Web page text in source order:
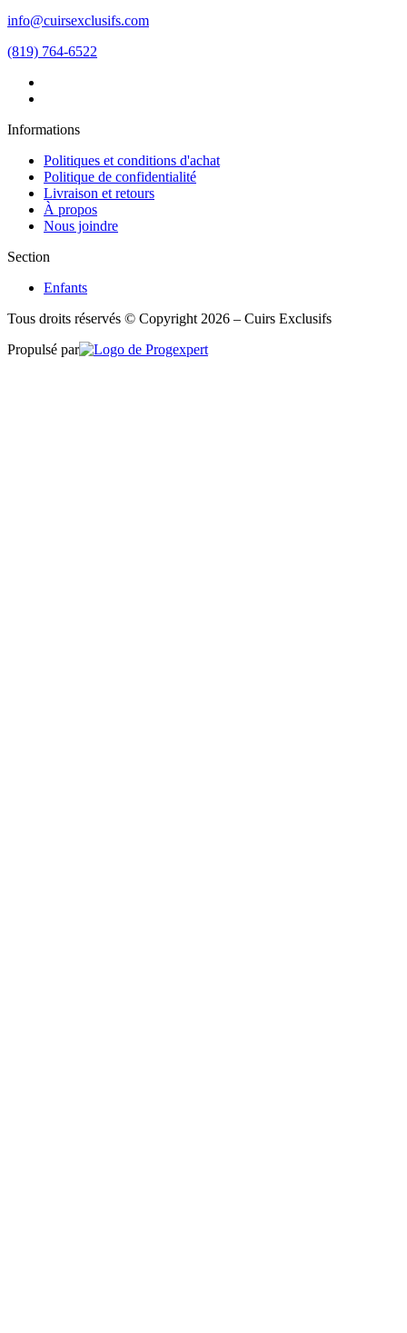
info@cuirsexclusifs.com
(819) 764-6522
Informations
Politiques et conditions d'achat
Politique de confidentialité
Livraison et retours
À propos
Nous joindre
Section
Enfants
Tous droits réservés © Copyright 2026 – Cuirs Exclusifs
Propulsé par